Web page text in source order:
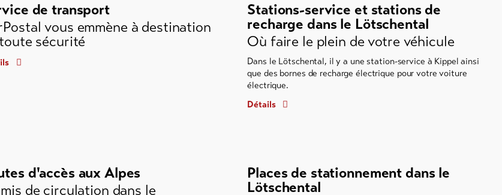
de transport
vous emmène à destination
sécurité
Stations-service et stations de
recharge dans le Lötschental
Où faire le plein de votre véhicule
Dans le Lötschental, il y a une station-service à Kippel ainsi
que des bornes de recharge électrique pour votre voiture
électrique.
Détails
d'accès aux Alpes
de circulation dans le
Places de stationnement dans le
Lötschental